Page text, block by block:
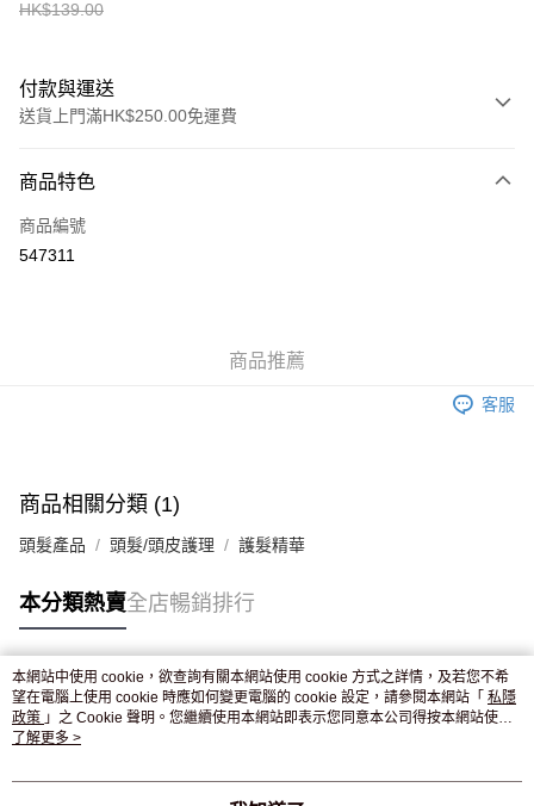
HK$139.00
付款與運送
送貨上門滿HK$250.00免運費
信用卡
Apple Pay
付款後門市自取，訂單確認後2-4個工作天到店，7天內取。逾期後
商品特色
商品編號
547311
商品推薦
客服
商品相關分類 (1)
頭髮產品 頭髮/頭皮護理 護髮精華
本分類熱賣全店暢銷排行
熱門標籤
熱銷排行
本網站中使用 cookie，欲查詢有關本網站使用 cookie 方式之詳情，及若您不希
望在電腦上使用 cookie 時應如何變更電腦的 cookie 設定，請參閱本網站「 私隱
政策 」之 Cookie 聲明。您繼續使用本網站即表示您同意本公司得按本網站使用
條款之 Cookie 聲明使用 cookie。
了解更多 >